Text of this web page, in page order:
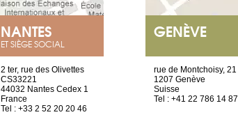
NANTES
ET SIÈGE SOCIAL
2 ter, rue des Olivettes
CS33221
44032 Nantes Cedex 1
France
Tel : +33 2 52 20 20 46
GENÈVE
rue de Montchoisy, 21
1207 Genève
Suisse
Tel : +41 22 786 14 87